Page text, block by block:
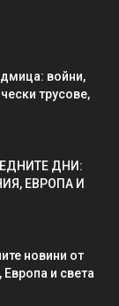
войни,
трусове,
ДНИ:
ЕВРОПА И
новини от
Европа и света